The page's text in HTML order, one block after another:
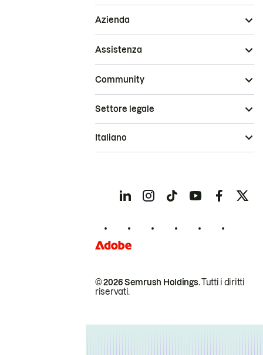
Azienda
Assistenza
Community
© 2026 Semrush Holdings.Tutti i diritti
riservati.
Settore legale
Italiano